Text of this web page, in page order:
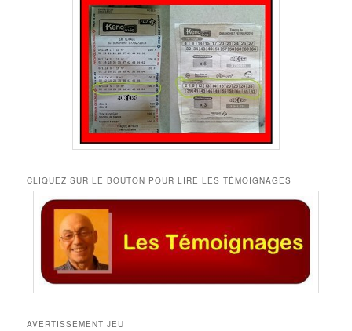
CLIQUEZ SUR LE BOUTON POUR LIRE LES TÉMOIGNAGES
AVERTISSEMENT JEU